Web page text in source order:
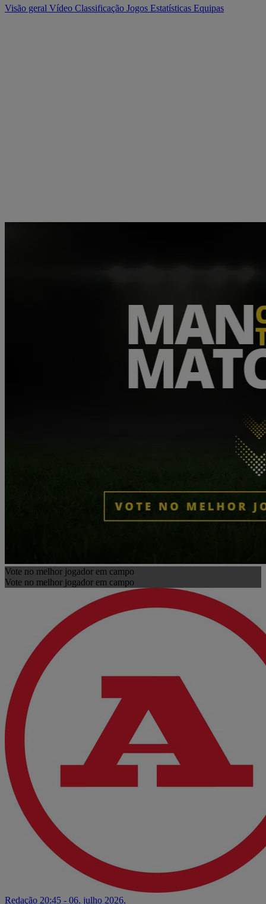
Visão geral Vídeo Classificação Jogos Estatísticas Equipas
Vote no melhor jogador em campo
Vote no melhor jogador em campo
Redação 20:45 - 06. julho 2026.